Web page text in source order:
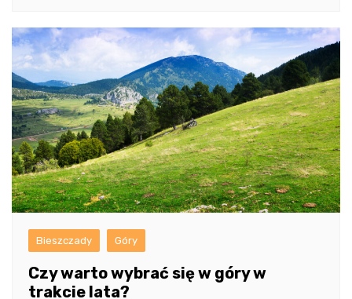
Bieszczady Góry
Czy warto wybrać się w góry w
trakcie lata?